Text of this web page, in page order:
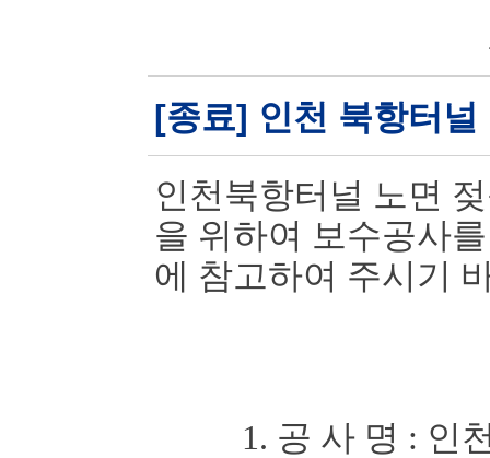
[종료] 인천 북항터
인천북항터널 노면
을 위하여 보수공사
에 참고하여 주시기
1. 공 사 명 : 인